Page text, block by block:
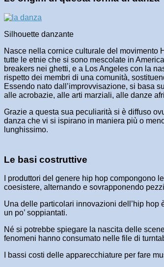
Silhouette danzante
Nasce nella cornice culturale del movimento
tutte le etnie che si sono mescolate in
breakers nei ghetti, e a Los Angeles con la
rispetto dei membri di una comunità,
Essendo nato dall’improvvisazione, si basa
alle acrobazie, alle arti marziali, alle danze
Grazie a questa sua peculiarità si è diffuso
danza che vi si ispirano in maniera più o
lunghissimo.
Le basi costruttive
I produttori del genere hip hop compongono
coesistere, alternando e sovrapponendo
Una delle particolari innovazioni dell’hip hop
un po’ soppiantati.
Né si potrebbe spiegare la nascita delle
fenomeni hanno consumato nelle file di
I bassi costi delle apparecchiature per fare